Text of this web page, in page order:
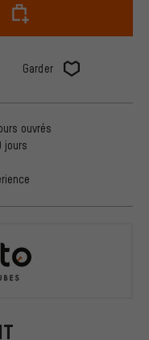
Garder
ouvrés
jours